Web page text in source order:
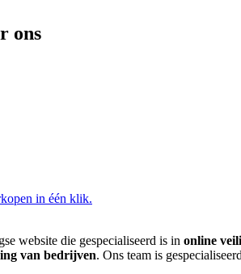
ons
website die gespecialiseerd is in online
van bedrijven. Ons team is